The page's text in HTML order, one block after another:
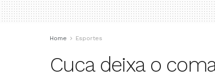
Home Esportes
Cuca deixa o